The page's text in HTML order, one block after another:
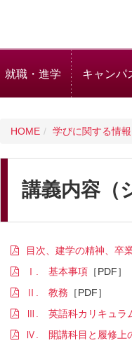
就職・進学 キャンパ
HOME 学びに関する情報
講義内容（
目次、建学の精神、卒
Ⅰ. 基本事項
Ⅱ. 教務
Ⅲ. 英語科カリキュラ
Ⅳ. 開講科目と履修上